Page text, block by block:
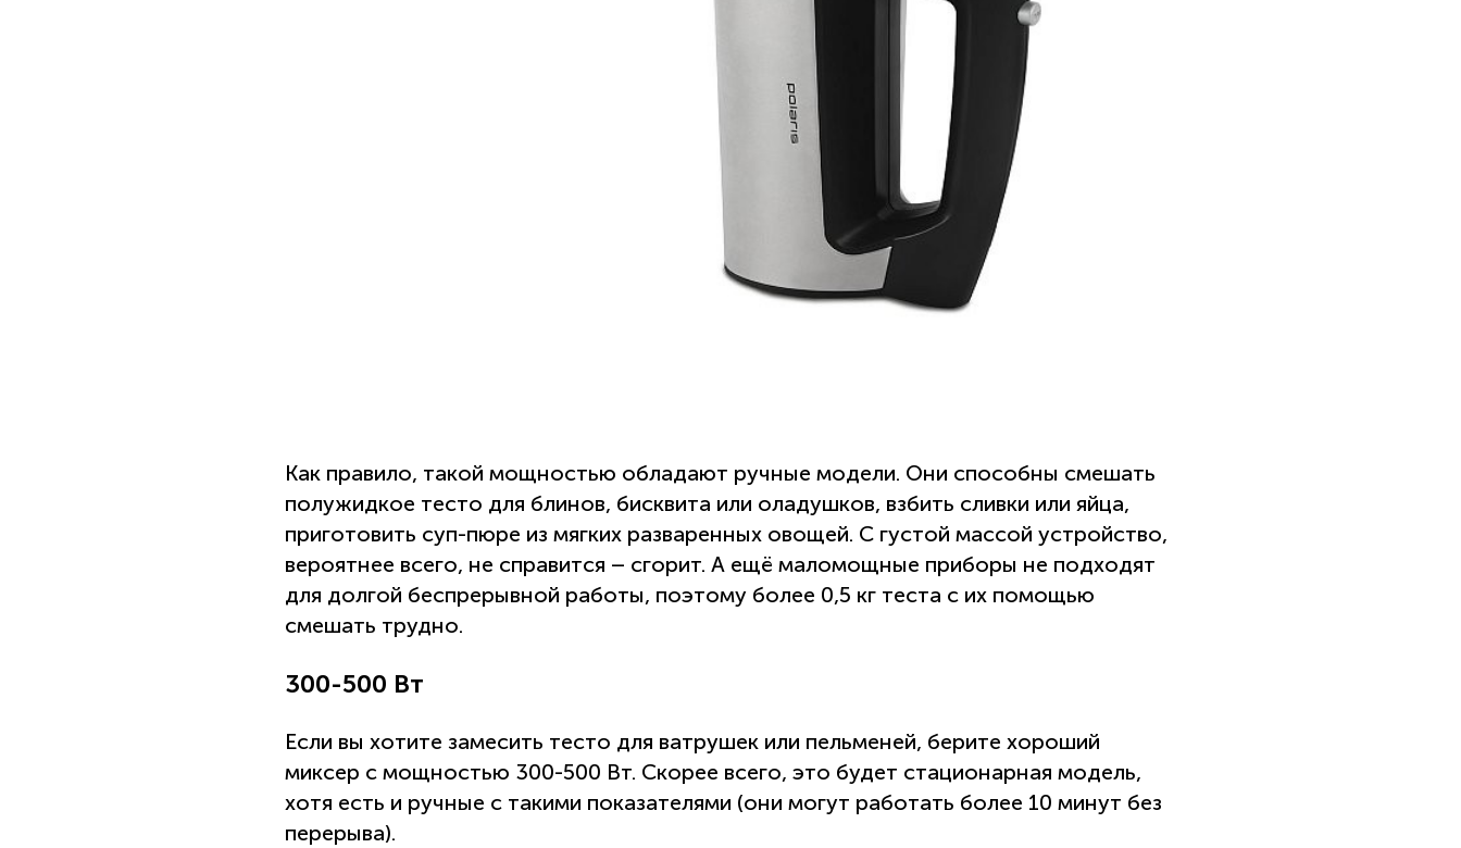
Как правило, такой мощностью обладают ручные модели. Они способны смешать
полужидкое тесто для блинов, бисквита или оладушков, взбить сливки или яйца,
приготовить суп-пюре из мягких разваренных овощей. С густой массой устройство,
вероятнее всего, не справится – сгорит. А ещё маломощные приборы не подходят
для долгой беспрерывной работы, поэтому более 0,5 кг теста с их помощью
смешать трудно.
300-500 Вт
Если вы хотите замесить тесто для ватрушек или пельменей, берите хороший
миксер с мощностью 300-500 Вт. Скорее всего, это будет стационарная модель,
хотя есть и ручные с такими показателями (они могут работать более 10 минут без
перерыва).